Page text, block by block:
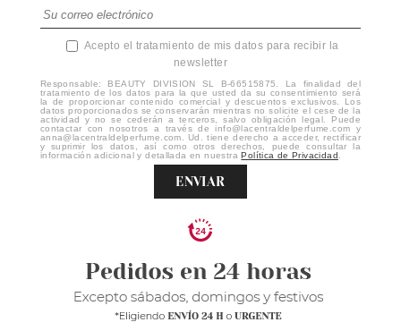
Acepto el tratamiento de mis datos para recibir la
newsletter
Responsable: BEAUTY DIVISION SL B-66515875. La finalidad del
tratamiento de los datos para la que usted da su consentimiento será
la de proporcionar contenido comercial y descuentos exclusivos. Los
datos proporcionados se conservarán mientras no solicite el cese de la
actividad y no se cederán a terceros, salvo obligación legal. Puede
contactar con nosotros a través de info@lacentraldelperfume.com y
anna@lacentraldelperfume.com. Ud. tiene derecho a acceder, rectificar
y suprimir los datos, así como otros derechos, puede consultar la
información adicional y detallada en nuestraPolítica de Privacidad
ENVIAR